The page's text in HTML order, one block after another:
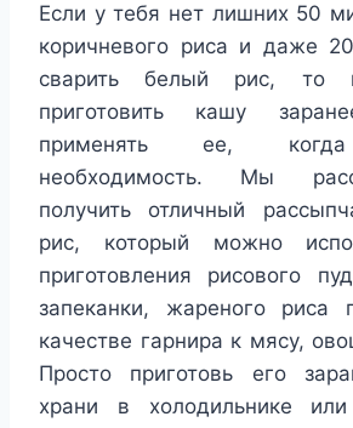
Если у тебя нет лишних 50
коричневого риса и даже
сварить белый рис, то
приготовить кашу
применять ее, когда
необходимость. Мы
получить отличный
рис, который можно
приготовления рисового
запеканки, жареного риса
качестве гарнира к мясу,
Просто приготовь его
храни в холодильнике